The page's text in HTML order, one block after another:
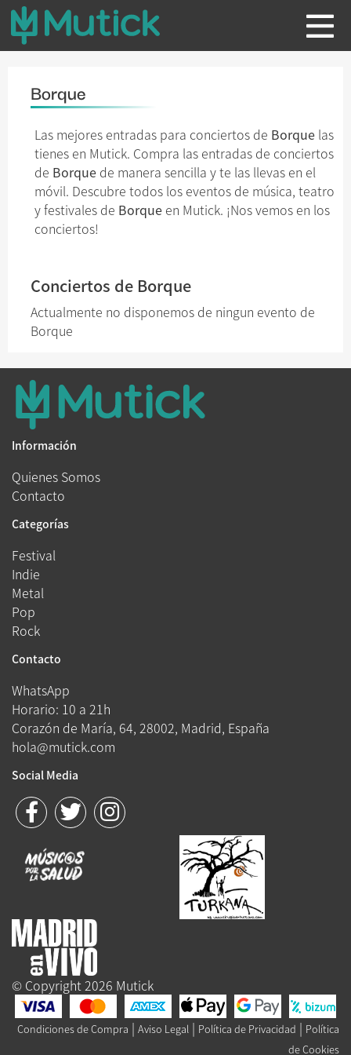
Borque
Las mejores entradas para conciertos de Borque las
tienes en Mutick. Compra las entradas de conciertos
de Borque de manera sencilla y te las llevas en el
móvil. Descubre todos los eventos de música, teatro
y festivales de Borque en Mutick. ¡Nos vemos en los
conciertos!
Conciertos de Borque
Actualmente no disponemos de ningun evento de
Borque
Información
Quienes Somos
Contacto
Categorías
Festival
Indie
Metal
Pop
Rock
Contacto
WhatsApp
Horario: 10 a 21h
Corazón de María, 64, 28002, Madrid, España
hola@mutick.com
Social Media
© Copyright 2026 Mutick
Condiciones de Compra | Aviso Legal | Política de Privacidad | Política
de Cookies